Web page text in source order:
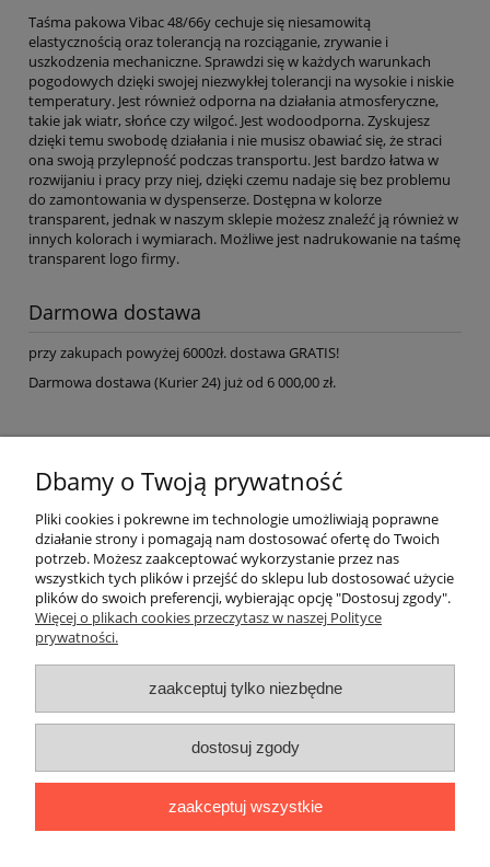
Taśma pakowa Vibac 48/66y cechuje się niesamowitą
elastycznością oraz tolerancją na rozciąganie, zrywanie i
uszkodzenia mechaniczne. Sprawdzi się w każdych warunkach
pogodowych dzięki swojej niezwykłej tolerancji na wysokie i niskie
temperatury. Jest również odporna na działania atmosferyczne,
takie jak wiatr, słońce czy wilgoć. Jest wodoodporna. Zyskujesz
dzięki temu swobodę działania i nie musisz obawiać się, że straci
ona swoją przylepność podczas transportu. Jest bardzo łatwa w
rozwijaniu i pracy przy niej, dzięki czemu nadaje się bez problemu
do zamontowania w dyspenserze. Dostępna w kolorze
transparent, jednak w naszym sklepie możesz znaleźć ją również w
innych kolorach i wymiarach. Możliwe jest nadrukowanie na taśmę
transparent logo firmy.
Darmowa dostawa
przy zakupach powyżej 6000zł. dostawa GRATIS!
Darmowa dostawa (Kurier 24) już od 6 000,00 zł.
Pomoc
Dostawa
Moje konto
O firmie
Polecamy
folie stretch jumbo,taśmę pakową,siatkę do palet
PP,taśmy poliestrowe PES, WG,oraz opakowania foliowe.
Dbamy o Twoją prywatność
Pliki cookies i pokrewne im technologie umożliwiają poprawne
działanie strony i pomagają nam dostosować ofertę do Twoich
potrzeb. Możesz zaakceptować wykorzystanie przez nas
wszystkich tych plików i przejść do sklepu lub dostosować użycie
plików do swoich preferencji, wybierając opcję "Dostosuj zgody".
Więcej o plikach cookies przeczytasz w naszej Polityce
prywatności.
zaakceptuj tylko niezbędne
dostosuj zgody
zaakceptuj wszystkie